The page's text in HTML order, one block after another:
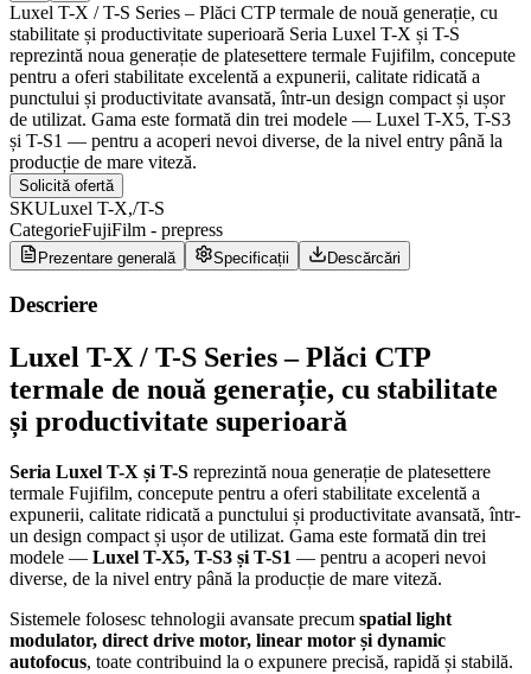
Luxel T-X / T-S Series – Plăci CTP termale de nouă generație, cu
stabilitate și productivitate superioară Seria Luxel T-X și T-S
reprezintă noua generație de platesettere termale Fujifilm, concepute
pentru a oferi stabilitate excelentă a expunerii, calitate ridicată a
punctului și productivitate avansată, într-un design compact și ușor
de utilizat. Gama este formată din trei modele — Luxel T-X5, T-S3
și T-S1 — pentru a acoperi nevoi diverse, de la nivel entry până la
producție de mare viteză.
Solicită ofertă
SKULuxel T-X,/T-S
CategorieFujiFilm - prepress
Prezentare generală Specificații Descărcări
Descriere
Luxel T-X / T-S Series – Plăci CTP
termale de nouă generație, cu stabilitate
și productivitate superioară
Seria Luxel T-X și T-S reprezintă noua generație de platesettere
termale Fujifilm, concepute pentru a oferi stabilitate excelentă a
expunerii, calitate ridicată a punctului și productivitate avansată, într-
un design compact și ușor de utilizat. Gama este formată din trei
modele — Luxel T-X5, T-S3 și T-S1 — pentru a acoperi nevoi
diverse, de la nivel entry până la producție de mare viteză.
Sistemele folosesc tehnologii avansate precum spatial light
modulator, direct drive motor, linear motor și dynamic
autofocus, toate contribuind la o expunere precisă, rapidă și stabilă.